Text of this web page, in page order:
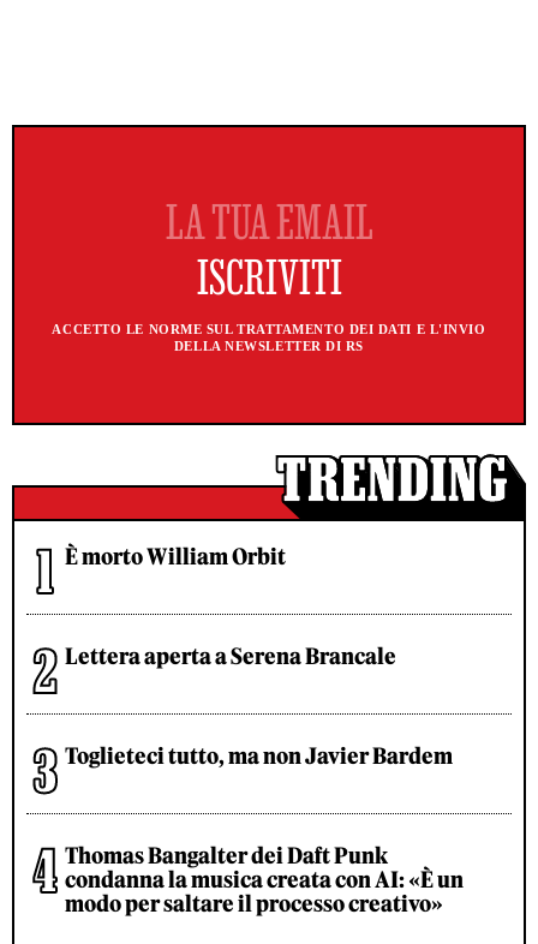
ACCETTO LE NORME SUL TRATTAMENTO DEI DATI E L'INVIO
DELLA NEWSLETTER DI RS
È morto William Orbit
Lettera aperta a Serena Brancale
Toglieteci tutto, ma non Javier Bardem
Thomas Bangalter dei Daft Punk
condanna la musica creata con AI: «È un
modo per saltare il processo creativo»